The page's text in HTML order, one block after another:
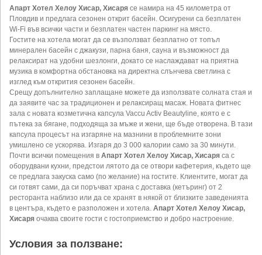
Апарт Хотел Хелоу Хисар, Хисаря се намира на 45 километра от
Пловдив и предлага сезонен открит басейн. Осигурени са безплатен
Wi-Fi във всички части и безплатен частен паркинг на място.
Гостите на хотела могат да се възползват безплатно от топъл
минерален басейн с джакузи, парна баня, сауна и възможност да
релаксират на удобни шезлонги, докато се наслаждават на приятна
музика в комфортна обстановка на директна слънчева светлина с
изглед към открития сезонен басейн.
Срещу допълнително заплащане можете да използвате солната стая и
да заявите час за традиционен и релаксиращ масаж. Новата фитнес
зала с новата козметична капсула Vaccu Activ Beautyline, която е с
пътека за бягане, подходяща за мъже и жени, ще бъде отворена. В тази
капсула процесът на изгаряне на мазнини в проблемните зони
умишлено се ускорява. Изгаря до 3 000 калории само за 30 минути.
Почти всички помещения в Апарт Хотел Хелоу Хисар, Хисаря са с
оборудвани кухни, предстои лятото да се отвори кафетерия, където ще
се предлага закуска само (по желание) на гостите. Клиентите, могат да
си готвят сами, да си поръчват храна с доставка (кетъринг) от 2
ресторанта наблизо или да се хранят в някой от близките заведенията
в центъра, където е разположен и хотела. Апарт Хотел Хелоу Хисар,
Хисаря очаква своите гости с гостоприемство и добро настроение.
Условия за ползване: